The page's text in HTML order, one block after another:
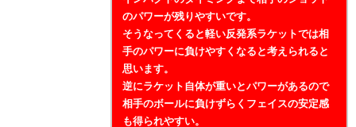
のパワーが残りやすいです。
そうなってくると軽い反発系ラケットでは相
手のパワーに負けやすくなると考えられると
思います。
逆にラケット自体が重いとパワーがあるので
相手のボールに負けずらくフェイスの安定感
も得られやすい。